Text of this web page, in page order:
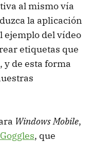
al mismo vía
la aplicación
ejemplo del vídeo
etiquetas que
y de esta forma
Windows Mobile,
, que